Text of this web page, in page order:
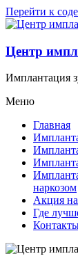
Перейти к
Центр
Имплантация
Меню
Главная
наркозом
Акция
Где